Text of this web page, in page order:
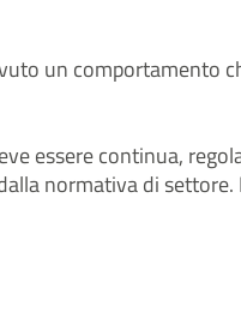
un comportamento
essere continua,
normativa di